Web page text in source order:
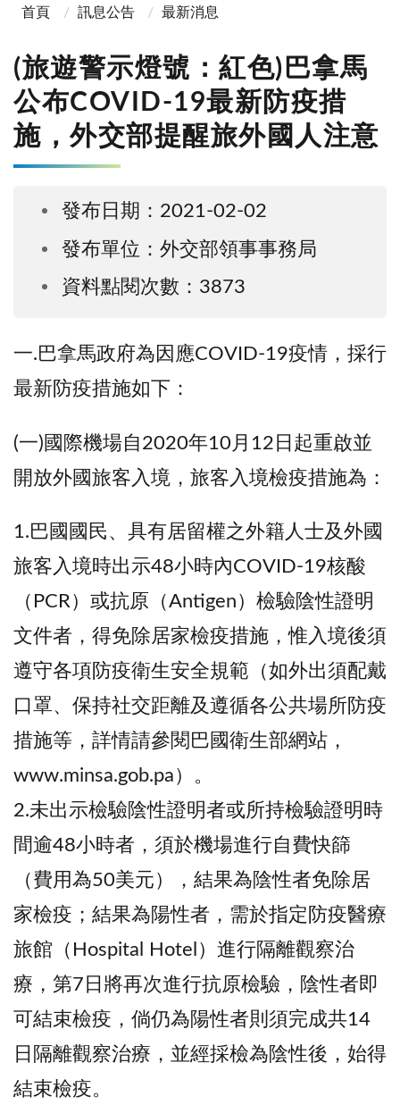
首頁 訊息公告 最新消息
(旅遊警示燈號：紅色)巴拿馬
公布COVID-19最新防疫措
施，外交部提醒旅外國人注意
發布日期：2021-02-02
發布單位：外交部領事事務局
資料點閱次數：3873
一.巴拿馬政府為因應COVID-19疫情，採行
最新防疫措施如下：
(一)國際機場自2020年10月12日起重啟並
開放外國旅客入境，旅客入境檢疫措施為：
1.巴國國民、具有居留權之外籍人士及外國
旅客入境時出示48小時內COVID-19核酸
（PCR）或抗原（Antigen）檢驗陰性證明
文件者，得免除居家檢疫措施，惟入境後須
遵守各項防疫衛生安全規範（如外出須配戴
口罩、保持社交距離及遵循各公共場所防疫
措施等，詳情請參閱巴國衛生部網站，
www.minsa.gob.pa）。
2.未出示檢驗陰性證明者或所持檢驗證明時
間逾48小時者，須於機場進行自費快篩
（費用為50美元），結果為陰性者免除居
家檢疫；結果為陽性者，需於指定防疫醫療
旅館（Hospital Hotel）進行隔離觀察治
療，第7日將再次進行抗原檢驗，陰性者即
可結束檢疫，倘仍為陽性者則須完成共14
日隔離觀察治療，並經採檢為陰性後，始得
結束檢疫。